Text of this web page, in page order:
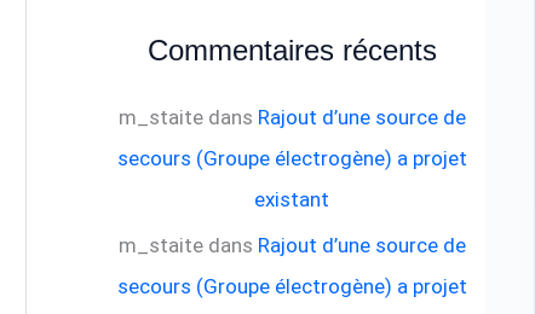
Commentaires récents
m_staitedans Rajout d’une source de
secours (Groupe électrogène) a projet
existant
m_staitedans Rajout d’une source de
secours (Groupe électrogène) a projet